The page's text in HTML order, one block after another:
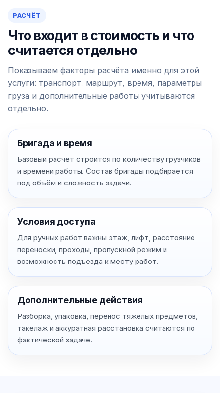
РАСЧЁТ
Что входит в стоимость и что
считается отдельно
Показываем факторы расчёта именно для этой
услуги: транспорт, маршрут, время, параметры
груза и дополнительные работы учитываются
отдельно.
Бригада и время
Базовый расчёт строится по количеству грузчиков
и времени работы. Состав бригады подбирается
под объём и сложность задачи.
Условия доступа
Для ручных работ важны этаж, лифт, расстояние
переноски, проходы, пропускной режим и
возможность подъезда к месту работ.
Дополнительные действия
Разборка, упаковка, перенос тяжёлых предметов,
такелаж и аккуратная расстановка считаются по
фактической задаче.